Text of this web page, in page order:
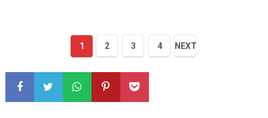
1 2 3 4 NEXT